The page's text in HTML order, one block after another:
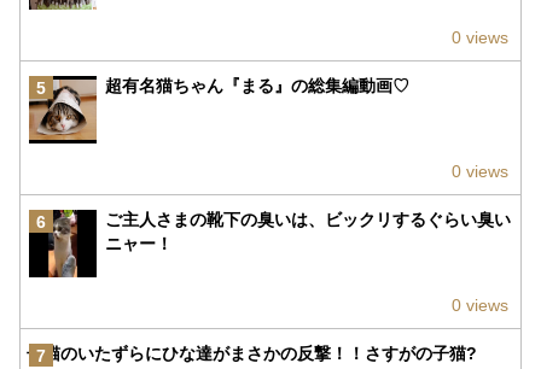
0 views
5 超有名猫ちゃん『まる』の総集編動画♡
0 views
6
ご主人さまの靴下の臭いは、ビックリするぐらい臭い
ニャー！
0 views
7
子猫のいたずらにひな達がまさかの反撃！！さすがの子猫?